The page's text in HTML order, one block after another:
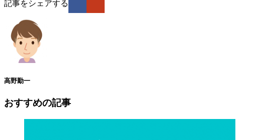
記事をシェアする
高野勤一
おすすめの記事